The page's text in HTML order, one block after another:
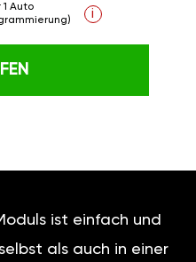
1 Auto
i
ist einfach und
als auch in einer